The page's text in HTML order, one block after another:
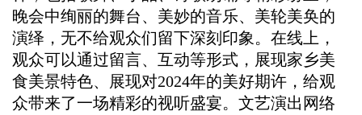
晚会中绚丽的舞台、美妙的音乐、美轮美奂的
演绎，无不给观众们留下深刻印象。在线上，
观众可以通过留言、互动等形式，展现家乡美
食美景特色、展现对2024年的美好期许，给观
众带来了一场精彩的视听盛宴。文艺演出网络